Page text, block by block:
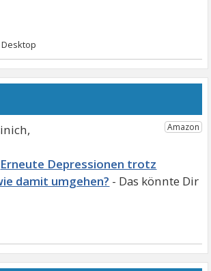
Erneute Depressionen trotz
damit umgehen?